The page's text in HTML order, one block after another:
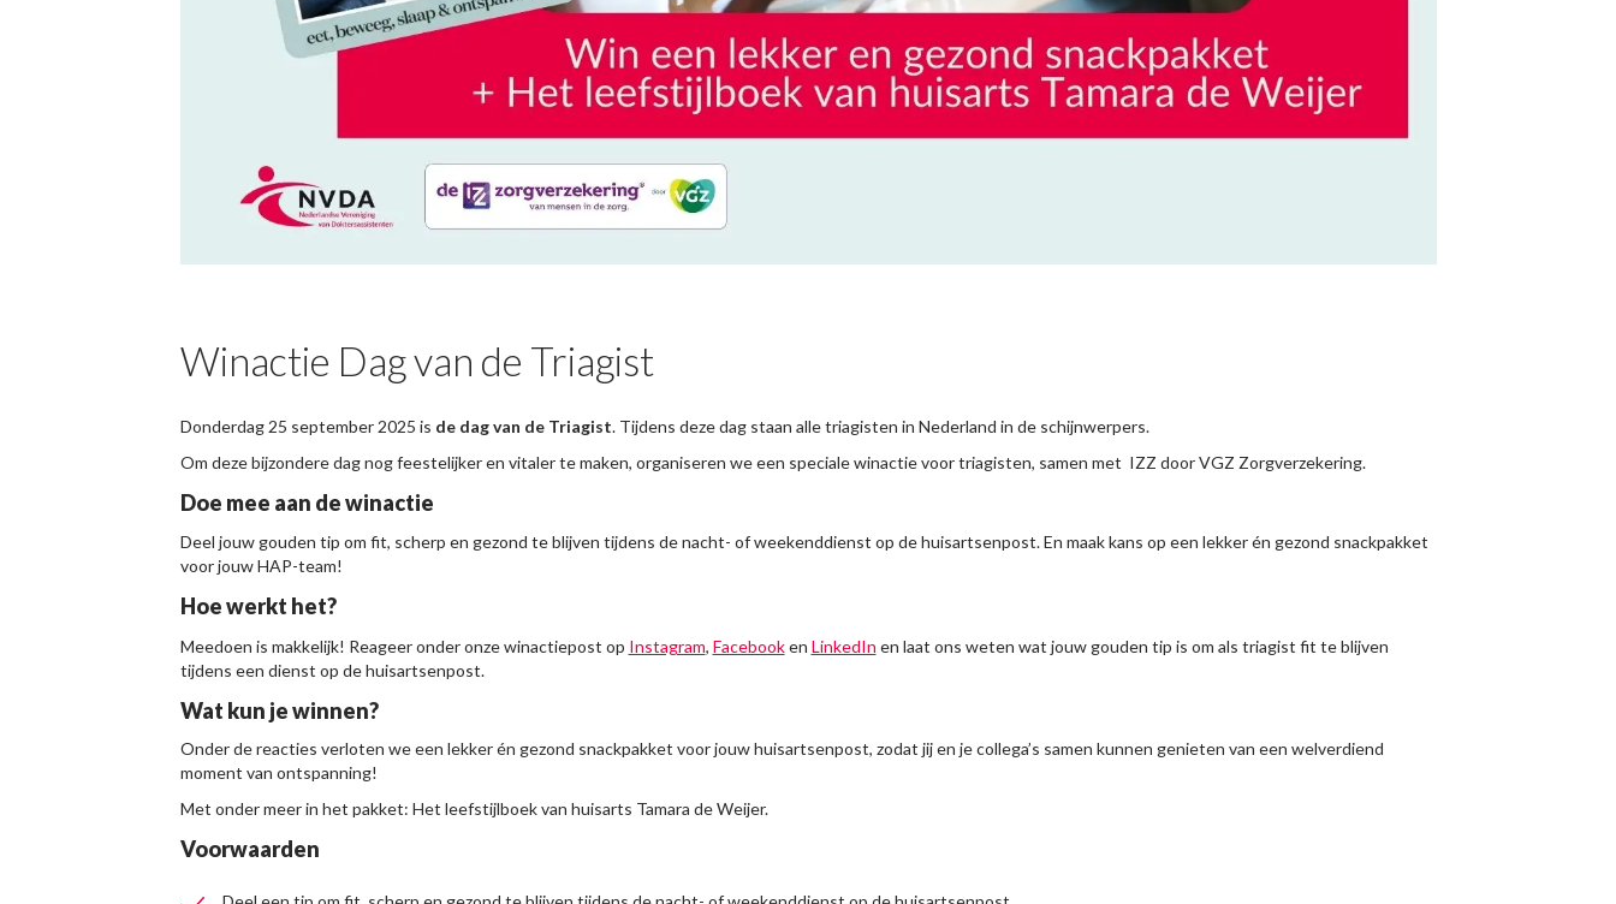
Winactie Dag van de Triagist
Donderdag 25 september 2025 is de dag van de Triagist. Tijdens deze dag staan alle triagisten in Nederland in de schijnwerpers.
Om deze bijzondere dag nog feestelijker en vitaler te maken, organiseren we een speciale winactie voor triagisten, samen met IZZ door VGZ Zorgverzekering.
Doe mee aan de winactie
Deel jouw gouden tip om fit, scherp en gezond te blijven tijdens de nacht- of weekenddienst op de huisartsenpost. En maak kans op een lekker én gezond snackpakket
voor jouw HAP-team!
Hoe werkt het?
Meedoen is makkelijk! Reageer onder onze winactiepost op Instagram, Facebooken LinkedIn en laat ons weten wat jouw gouden tip is om als triagist fit te blijven
tijdens een dienst op de huisartsenpost.
Wat kun je winnen?
Onder de reacties verloten we een lekker én gezond snackpakket voor jouw huisartsenpost, zodat jij en je collega’s samen kunnen genieten van een welverdiend
moment van ontspanning!
Met onder meer in het pakket: Het leefstijlboek van huisarts Tamara de Weijer.
Voorwaarden